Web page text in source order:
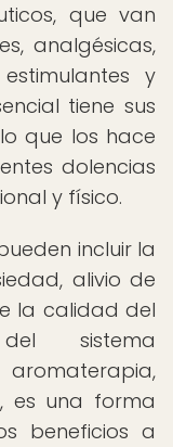
que van
analgésicas,
y
tiene sus
que los hace
dolencias
y físico.
incluir la
alivio de
la calidad del
sistema
aromaterapia,
es una forma
beneficios a